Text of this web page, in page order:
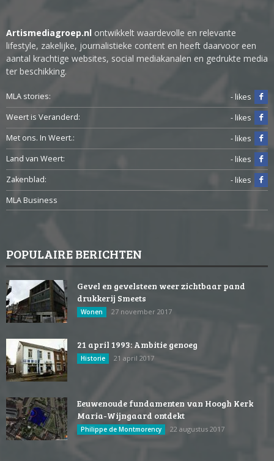
Artismediagroep.nl ontwikkelt waardevolle en relevante
lifestyle, zakelijke, journalistieke content en heeft daarvoor een
aantal krachtige websites, social mediakanalen en gedrukte media
ter beschikking.
MLA stories:
- likes
Weert is Veranderd:
- likes
Met ons. In Weert.:
- likes
Land van Weert:
- likes
Zakenblad:
- likes
MLA Business
POPULAIRE BERICHTEN
Gevel en gevelsteen weer zichtbaar pand
drukkerij Smeets
Wonen 27 november 2017
21 april 1993: Ambitie genoeg
Historie 21 april 2017
Eeuwenoude fundamenten van Hoogh Kerk
Maria-Wijngaard ontdekt
Philippe de Montmorency 22 augustus 2017